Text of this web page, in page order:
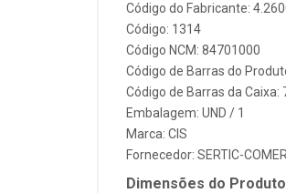
Código do Fabricante:
Código: 1314
Código NCM: 84701000
Código de Barras do
Código de Barras da Caixa:
Embalagem: UND / 1
Marca: CIS
Fornecedor: SERTIC-
Dimensões do Produto